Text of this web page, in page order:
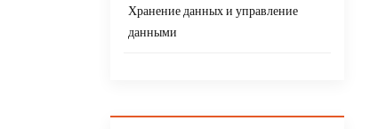
Хранение данных и управление
данными